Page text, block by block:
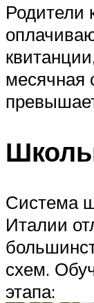
Родители
месячная
Система
Италии
схем.
этапа: